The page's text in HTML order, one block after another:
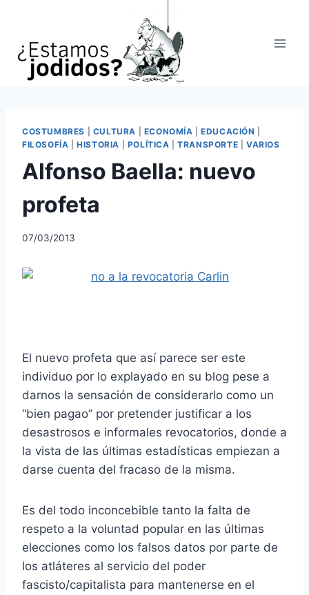
contenido
COSTUMBRES CULTURA ECONOMÍA |EDUCACIÓN
FILOSOFÍA |HISTORIA POLÍTICA |TRANSPORTE |VARIOS
Alfonso Baella: nuevo
profeta
07/03/2013
El nuevo profeta que así parece ser este
individuo por lo explayado en su blog pese a
darnos la sensación de considerarlo como un
“bien pagao” por pretender justificar a los
desastrosos e informales revocatorios, donde a
la vista de las últimas estadísticas empiezan a
darse cuenta del fracaso de la misma.
Es del todo inconcebible tanto la falta de
respeto a la voluntad popular en las últimas
elecciones como los falsos datos por parte de
los atláteres al servicio del poder
fascisto/capitalista para mantenerse en el